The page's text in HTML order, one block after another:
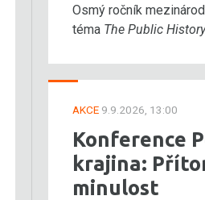
Osmý ročník
téma The Public
AKCE 9.9.2026, 13:00
Konference
krajina:
minulost